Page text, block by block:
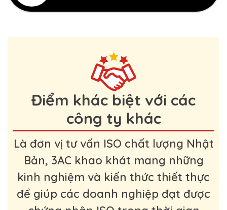
Điểm khác biệt với các
công ty khác
Là đơn vị tư vấn ISO chất lượng Nhật
Bản, 3AC khao khát mang những
kinh nghiệm và kiến thức thiết thực
để giúp các doanh nghiệp đạt được